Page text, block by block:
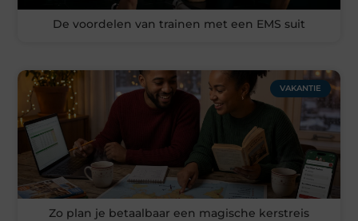
De voordelen van trainen met een EMS suit
VAKANTIE
Zo plan je betaalbaar een magische kerstreis